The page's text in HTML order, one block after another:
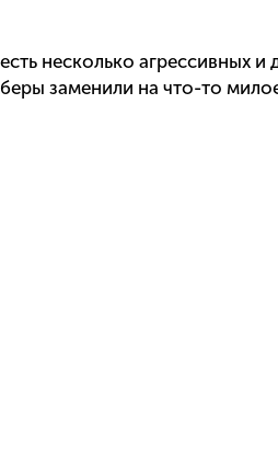
есть несколько агрессивных и
заменили на что-то